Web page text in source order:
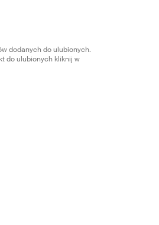
dodanych do ulubionych.
do ulubionych kliknij w